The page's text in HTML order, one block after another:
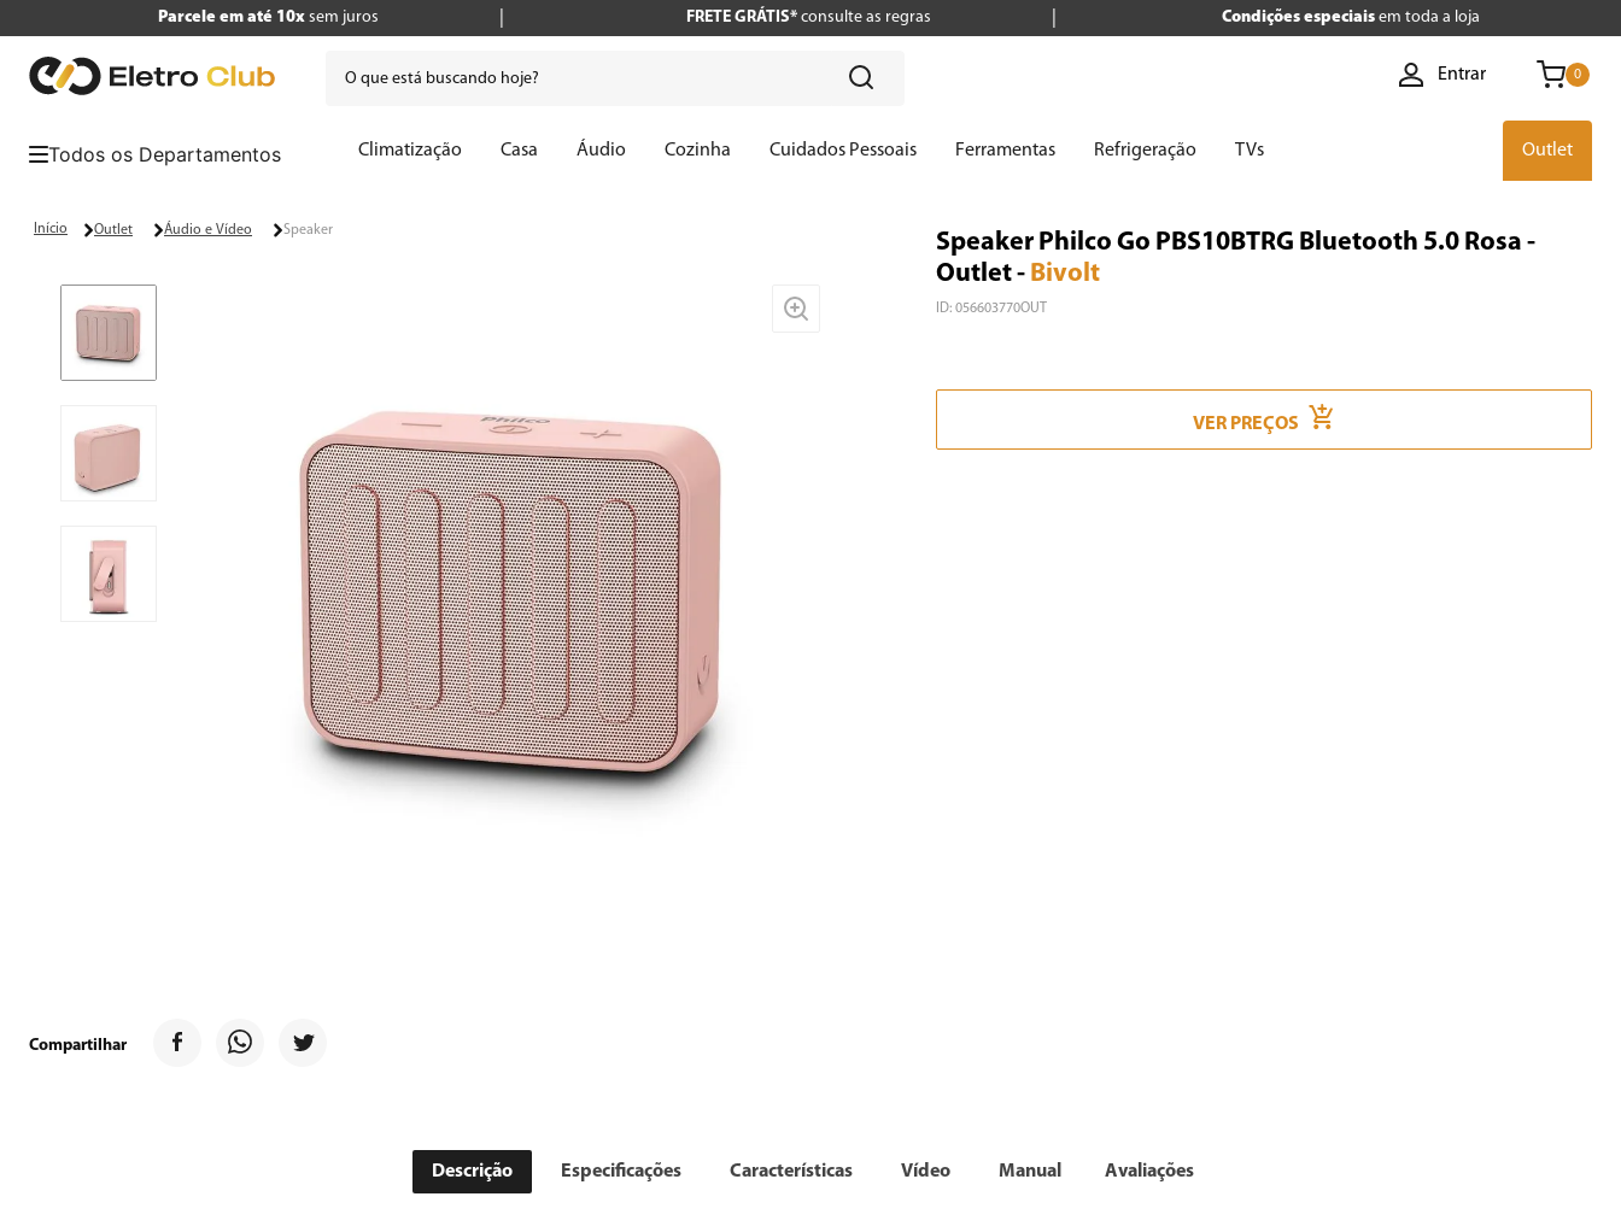
Parcele em até 10xsem juros FRETE GRÁTIS*consulte as regras Condições especiais em toda a loja
Entrar 0
Climatização Casa Áudio Cozinha Cuidados Pessoais Ferramentas Refrigeração TVs Outlet
Outlet Áudio e Vídeo Speaker
Compartilhar
Speaker Philco Go PBS10BTRG Bluetooth 5.0 Rosa -
Outlet- Bivolt
ID: 056603770OUT
VER PREÇOS
Descrição Especificações Características Vídeo Manual Avaliações
6º caixa som
7º liquidificador
8º cafeteira
9º forno
10º ventilador